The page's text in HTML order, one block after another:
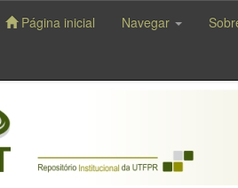
Página inicial Navegar